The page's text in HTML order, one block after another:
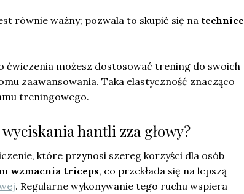
równie ważny; pozwala to skupić się na technice
możesz dostosować trening do swoich
zaawansowania. Taka elastyczność znacząco
treningowego.
hantli zza głowy?
które przynosi szereg korzyści dla osób
wzmacnia triceps, co przekłada się na lepszą
. Regularne wykonywanie tego ruchu wspiera